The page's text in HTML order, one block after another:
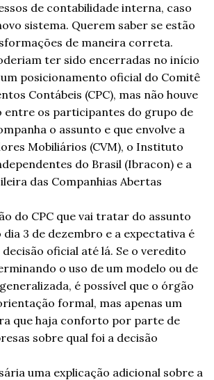
de contabilidade interna, caso
sistema. Querem saber se estão
de maneira correta.
ter sido encerradas no início
posicionamento oficial do Comitê
Contábeis (CPC), mas não houve
entre os participantes do grupo de
o assunto e que envolve a
Mobiliários (CVM), o Instituto
do Brasil (Ibracon) e a
das Companhias Abertas
do CPC que vai tratar do assunto
3 de dezembro e a expectativa é
decisão oficial até lá. Se o veredito
o uso de um modelo ou de
é possível que o órgão
formal, mas apenas um
que haja conforto por parte de
sobre qual foi a decisão
uma explicação adicional sobre a